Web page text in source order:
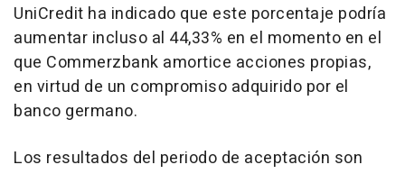
UniCredit ha indicado que este porcentaje podría
aumentar incluso al 44,33% en el momento en el
que Commerzbank amortice acciones propias,
en virtud de un compromiso adquirido por el
banco germano.
Los resultados del periodo de aceptación son